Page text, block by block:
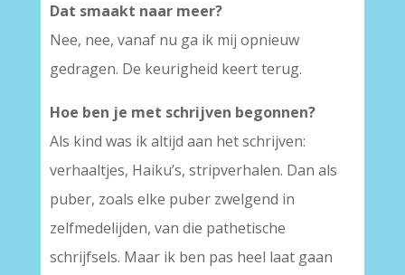
Dat smaakt naar meer?
Nee, nee, vanaf nu ga ik mij opnieuw
gedragen. De keurigheid keert terug.
Hoe ben je met schrijven begonnen?
Als kind was ik altijd aan het schrijven:
verhaaltjes, Haiku’s, stripverhalen. Dan als
puber, zoals elke puber zwelgend in
zelfmedelijden, van die pathetische
schrijfsels. Maar ik ben pas heel laat gaan